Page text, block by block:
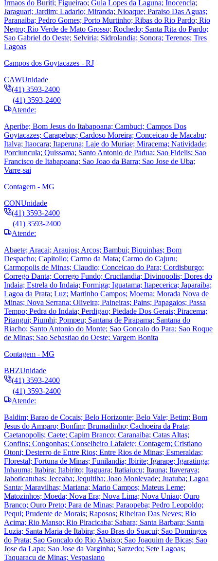
Irmaos do Buriti; Figueirao; Guia Lopes da Laguna; Inocencia;
Jaraguari; Jardim; Ladario; Miranda; Nioaque; Paraiso Das Aguas;
Paranaiba; Pedro Gomes; Porto Murtinho; Ribas do Rio Pardo; Rio
Negro; Rio Verde de Mato Grosso; Rochedo; Santa Rita do Pardo;
Sao Gabriel do Oeste; Selviria; Sidrolandia; Sonora; Terenos; Tres
Lagoas
Campos dos Goytacazes - RJ
CAWUnidade
(41) 3593-2400
(41) 3593-2400
Atende:
Aperibe; Bom Jesus do Itabapoana; Cambuci; Campos Dos
Goytacazes; Carapebus; Cardoso Moreira; Conceicao de Macabu;
Italva; Itaocara; Itaperuna; Laje do Muriae; Miracema; Natividade;
Porciuncula; Quissama; Santo Antonio de Padua; Sao Fidelis; Sao
Francisco de Itabapoana; Sao Joao da Barra; Sao Jose de Uba;
Varre-sai
Contagem - MG
CONUnidade
(41) 3593-2400
(41) 3593-2400
Atende:
Abaete; Aracai; Araujos; Arcos; Bambui; Biquinhas; Bom
Despacho; Capitolio; Carmo da Mata; Carmo do Cajuru;
Carmopolis de Minas; Claudio; Conceicao do Para; Cordisburgo;
Corrego Danta; Corrego Fundo; Crucilandia; Divinopolis; Dores do
Indaia; Estrela do Indaia; Formiga; Iguatama; Itapecerica; Japaraiba;
Lagoa da Prata; Luz; Martinho Campos; Moema; Morada Nova de
Minas; Nova Serrana; Oliveira; Paineiras; Pains; Papagaios; Passa
Tempo; Pedra do Indaia; Perdigao; Piedade Dos Gerais; Piracema;
Pitangui; Piumhi; Pompeu; Santana de Pirapama; Santana do
Riacho; Santo Antonio do Monte; Sao Goncalo do Para; Sao Roque
de Minas; Sao Sebastiao do Oeste; Vargem Bonita
Contagem - MG
BHZUnidade
(41) 3593-2400
(41) 3593-2400
Atende:
Baldim; Barao de Cocais; Belo Horizonte; Belo Vale; Betim; Bom
Jesus do Amparo; Bonfim; Brumadinho; Cachoeira da Prata;
Caetanopolis; Caete; Capim Branco; Caranaiba; Catas Altas;
Confins; Congonhas; Conselheiro Lafaiete; Contagem; Cristiano
Otoni; Desterro de Entre Rios; Entre Rios de Minas; Esmeraldas;
Florestal; Fortuna de Minas; Funilandia; Ibirite; Igarape; Igaratinga;
Inhauma; Itabira; Itabirito; Itaguara; Itatiaiucu; Itauna; Itaverava;
Jaboticatubas; Jeceaba; Jequitiba; Joao Monlevade; Juatuba; Lagoa
Santa; Maravilhas; Mariana; Mario Campos; Mateus Leme;
Matozinhos; Moeda; Nova Era; Nova Lima; Nova Uniao; Ouro
Branco; Ouro Preto; Para de Minas; Paraopeba; Pedro Leopoldo;
Pequi; Prudente de Morais; Raposos; Ribeirao Das Neves; Rio
Acima; Rio Manso; Rio Piracicaba; Sabara; Santa Barbara; Santa
Luzia; Santa Maria de Itabira; Sao Bras do Suacui; Sao Domingos
do Prata; Sao Goncalo do Rio Abaixo; Sao Joaquim de Bicas; Sao
Jose da Lapa; Sao Jose da Varginha; Sarzedo; Sete Lagoas;
Taquaracu de Minas; Vespasiano